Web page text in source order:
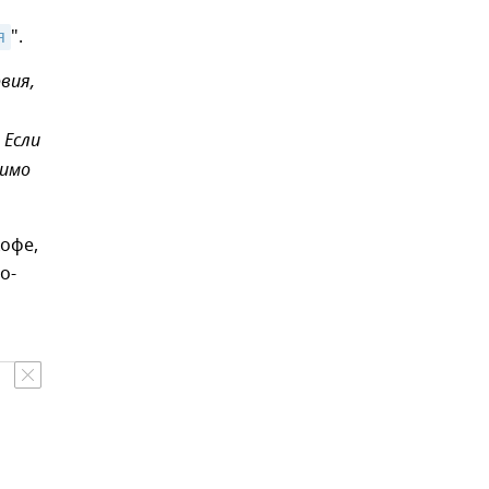
".